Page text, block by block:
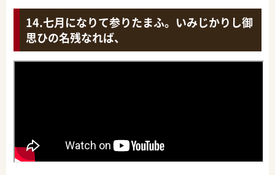
七月になりて参りたまふ。いみじかりし御
思ひの名残なれば、